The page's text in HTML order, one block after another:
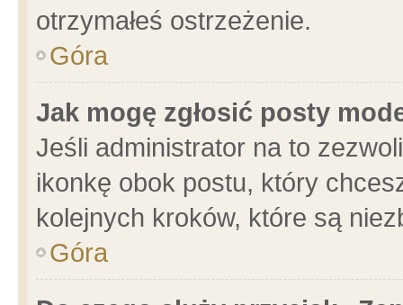
otrzymałeś ostrzeżenie.
Góra
Jak mogę zgłosić posty
Jeśli administrator na to
ikonkę obok postu, który
kolejnych kroków, które są
Góra